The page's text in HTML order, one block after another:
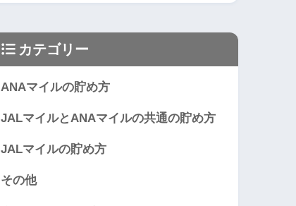
カテゴリー
ANAマイルの貯め方
JALマイルとANAマイルの共通の貯め方
JALマイルの貯め方
その他